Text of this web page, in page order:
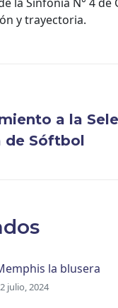
y trayectoria.
a la
de Sóftbol
la blusera
julio, 2024